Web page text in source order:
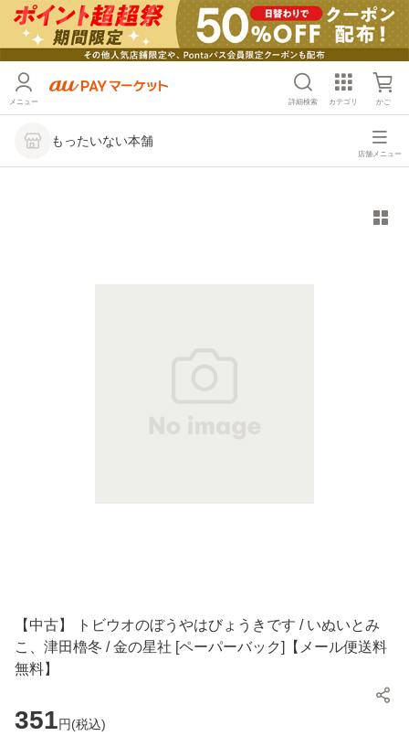
メニュー 詳細検索 カテゴリ かご
もったいない本舗
店舗メニュー
【中古】 トビウオのぼうやはびょうきです / いぬいとみ
こ、津田櫓冬 / 金の星社 [ペーパーバック]【メール便送料
無料】
351円(税込)